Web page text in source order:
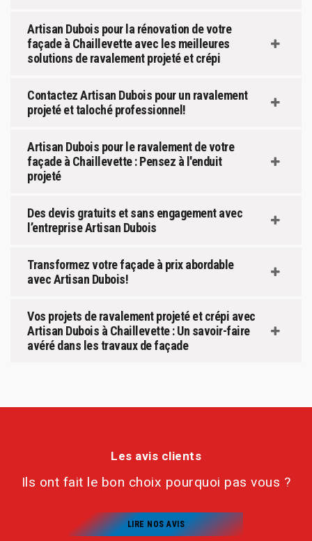
Artisan Dubois pour la rénovation de votre
façade à Chaillevette avec les meilleures
solutions de ravalement projeté et crépi
Contactez Artisan Dubois pour un ravalement
projeté et taloché professionnel!
Artisan Dubois pour le ravalement de votre
façade à Chaillevette : Pensez à l'enduit
projeté
Des devis gratuits et sans engagement avec
l’entreprise Artisan Dubois
Transformez votre façade à prix abordable
avec Artisan Dubois!
Vos projets de ravalement projeté et crépi avec
Artisan Dubois à Chaillevette : Un savoir-faire
avéré dans les travaux de façade
Les avis clients
Ils ont fait le bon choix pourquoi pas vous ?
LIRE NOS AVIS